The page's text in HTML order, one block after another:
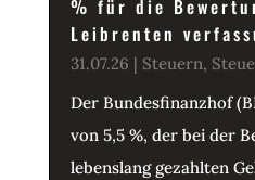
% für die
Leibrenten
31.07.26 | Steuern,
Der Bundesfinanzhof
von 5,5 %, der bei der
lebenslang gezahlten